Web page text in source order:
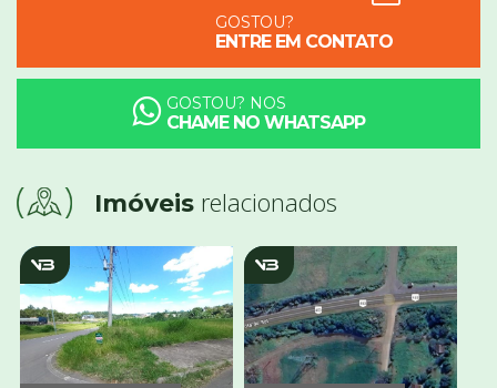
GOSTOU?
ENTRE EM CONTATO
GOSTOU? NOS
CHAME NO WHATSAPP
Imóveis relacionados
v953 v2933